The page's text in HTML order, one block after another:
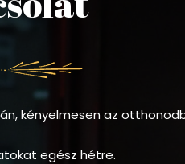
kényelmesen az
egész hétre.